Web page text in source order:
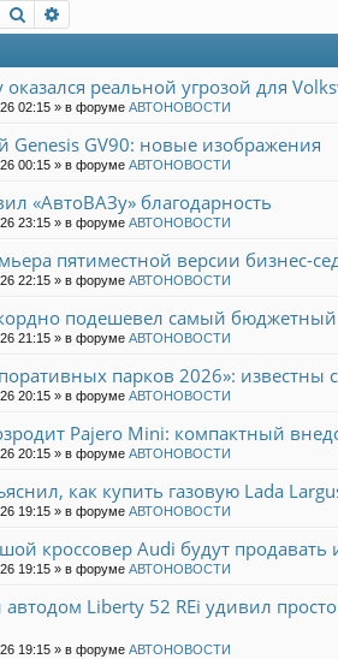
Поиск
реальной угрозой для
02:15 » в форуме АВТОНОВОСТИ
Genesis GV90: новые изображения
00:15 » в форуме АВТОНОВОСТИ
«АвтоВАЗу» благодарность
23:15 » в форуме АВТОНОВОСТИ
пятиместной версии бизнес-
22:15 » в форуме АВТОНОВОСТИ
подешевел самый
21:15 » в форуме АВТОНОВОСТИ
парков 2026»: известны
20:15 » в форуме АВТОНОВОСТИ
Pajero Mini: компактный
20:15 » в форуме АВТОНОВОСТИ
как купить газовую Lada
19:15 » в форуме АВТОНОВОСТИ
кроссовер Audi будут продавать
19:15 » в форуме АВТОНОВОСТИ
Liberty 52 REi удивил
19:15 » в форуме АВТОНОВОСТИ